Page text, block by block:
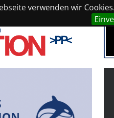
verwenden wir